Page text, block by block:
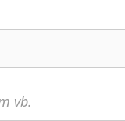
vb.